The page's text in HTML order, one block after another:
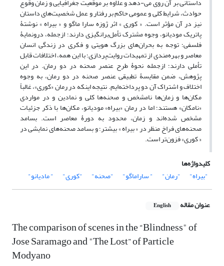
داستانی بر آن روی می-دهد و علاوه بر موقعیت جغرافیایی و زمان وقوع
حوادث، شرایط کلی و عمومی حاکم بر رفتار و عمل شخصیت‌های داستان
نیز در آن مؤثر است. « کوری » اثر ژوزه سارا ماگو و « بیراه » نوشتۀ
پاتریک مودیانو، وجوه مشترک تأمل‌برانگیزی دارند؛ ازجمله، درونمایۀ
فلسفی؛ توجه به بحران‌های بزرگ هویتی و فکری در زندگی انسان
معاصر و بهره‌مندی از تمهیدات روایت‌پردازی؛ با این همه، اختلافات قابل
تأملی دارند؛ ازجمله نحوۀ طرح عنصر صحنه در دو رمان. در این
پژوهش، ضمن مقایسۀ تطبیقی عنصر صحنه در دو رمان، به وجوه
اختلاف و اشتراک آن دو پرداخته‌ایم. نتیجه اینکه در رمان «کوری»، غالباً
مکان‌ها و زمان‌ها نامشخص و صحنه‌ها کلی و نمادین و در مواردی
«نامکان» هستند؛ اما در رمان «بیراه» مودیانو، مکان‌ها با ذکر جزئیات
مشخص شده‌اند و زمان، محدود به دورۀ معاصر است. بسامد
صحنه‌های فراخ منظر در « بیراه » بیشتر؛ و بسامد صحنه‌های نمایشی در
« کوری» فزون‌تر است.
کلیدواژه‌ها
"بیراه"
"رمان" " ساراماگو" "صحنه" "کوری" " مادیانو"
عنوان مقاله English
The comparison of scenes in the “Blindness" of
Jose Saramago and "The Lost” of Particle
Modyano